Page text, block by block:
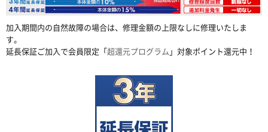
加入期間内の自然故障の場合は、修理金額の上限なしに修理いたしま
す。
延長保証ご加入で会員限定「超還元プログラム 」対象ポイント還元中！